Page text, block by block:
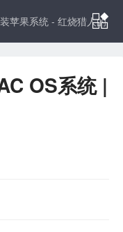
苹果系统 - 红烧猎人的

OS系统 |